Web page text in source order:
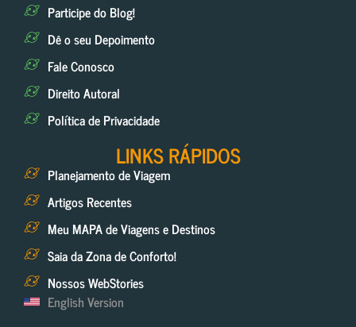
Participe do Blog!
Dê o seu Depoimento
Fale Conosco
Direito Autoral
Política de Privacidade
LINKS RÁPIDOS
Planejamento de Viagem
Artigos Recentes
Meu MAPA de Viagens e Destinos
Saia da Zona de Conforto!
Nossos WebStories
English Version